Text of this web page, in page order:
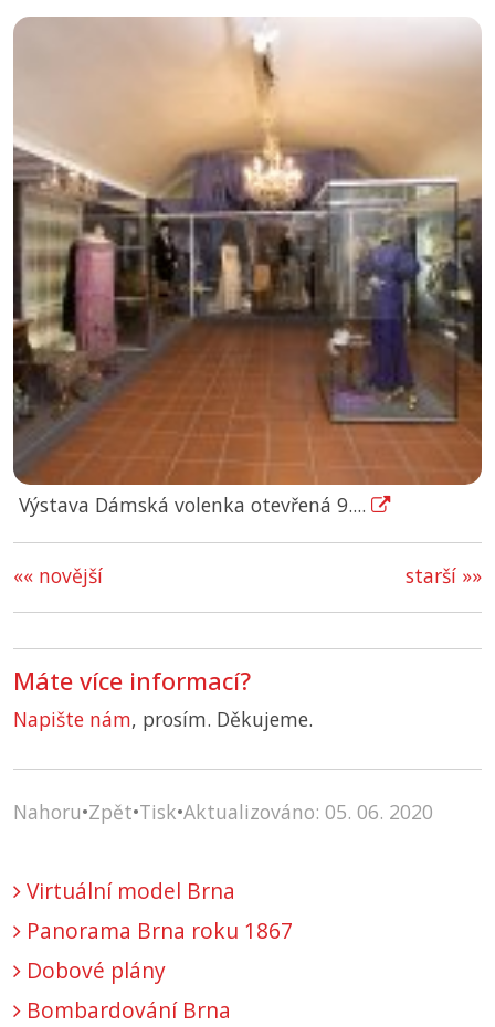
Výstava Dámská volenka otevřená 9....
starší »»
«« novější
Máte více informací?
Napište nám, prosím. Děkujeme.
Nahoru•Zpět•Tisk•Aktualizováno: 05. 06. 2020
Virtuální model Brna
Panorama Brna roku 1867
Dobové plány
Bombardování Brna